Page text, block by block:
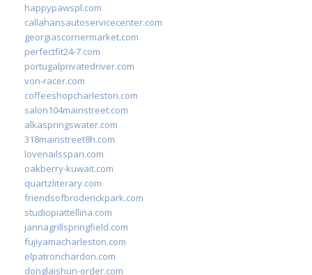
happypawspl.com
callahansautoservicecenter.com
georgiascornermarket.com
perfectfit24-7.com
portugalprivatedriver.com
von-racer.com
coffeeshopcharleston.com
salon104mainstreet.com
alkaspringswater.com
318mainstreet8h.com
lovenailsspari.com
oakberry-kuwait.com
quartzliterary.com
friendsofbroderickpark.com
studiopiattellina.com
jannagrillspringfield.com
fujiyamacharleston.com
elpatronchardon.com
donglaishun-order.com